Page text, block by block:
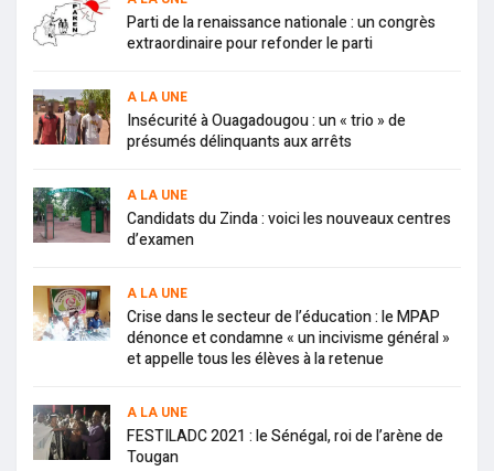
Parti de la renaissance nationale : un congrès
extraordinaire pour refonder le parti
A LA UNE
Insécurité à Ouagadougou : un « trio » de
présumés délinquants aux arrêts
A LA UNE
Candidats du Zinda : voici les nouveaux centres
d’examen
A LA UNE
Crise dans le secteur de l’éducation : le MPAP
dénonce et condamne « un incivisme général »
et appelle tous les élèves à la retenue
A LA UNE
FESTILADC 2021 : le Sénégal, roi de l’arène de
Tougan